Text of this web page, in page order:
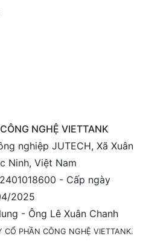
NGHỆ VIETTANK
nghiệp JUTECH, Xã Xuân
Ninh, Việt Nam
- Cấp ngày
2025
- Ông Lê Xuân Chanh
PHẦN CÔNG NGHỆ VIETTANK.